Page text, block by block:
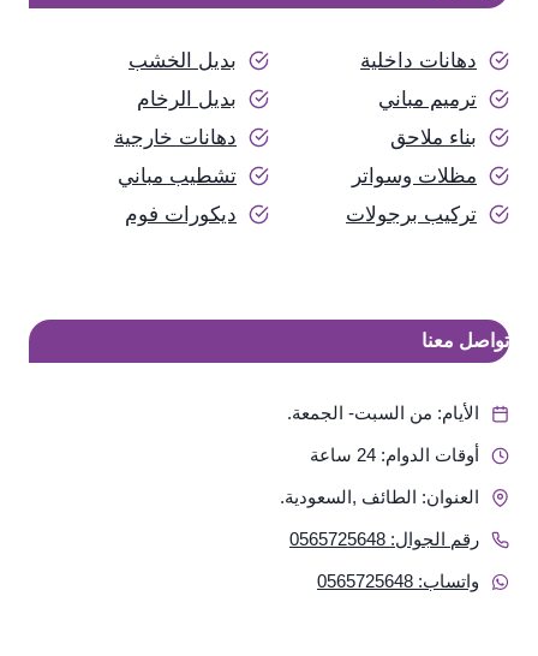
دهانات داخلية
بديل الخشب
ترميم مباني
بديل الرخام
بناء ملاحق
دهانات خارجية
مظلات وسواتر
تشطيب مباني
تركيب برجولات
ديكورات فوم
تواصل معنا
الأيام: من السبت- الجمعة.
أوقات الدوام: 24 ساعة
العنوان: الطائف ,السعودية.
رقم الجوال: 0565725648
واتساب: 0565725648